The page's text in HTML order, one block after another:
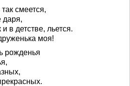
смеется,
даря,
в детстве, льется.
моя!
рожденья